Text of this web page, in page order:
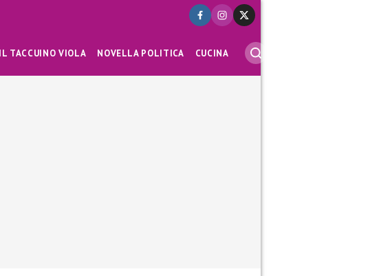
IL TACCUINO VIOLA NOVELLA POLITICA CUCINA